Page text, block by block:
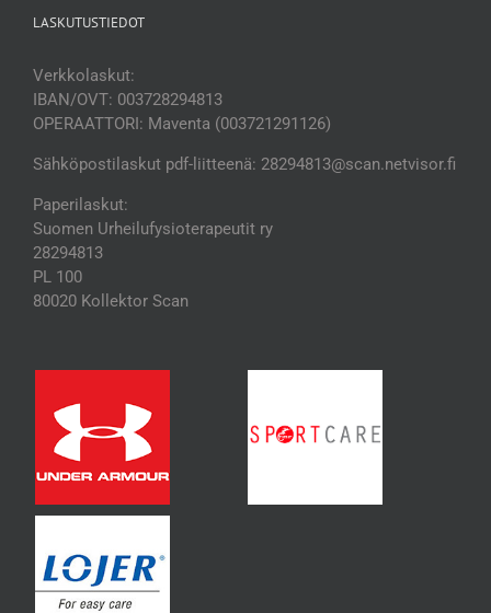
LASKUTUSTIEDOT
Verkkolaskut:
IBAN/OVT: 003728294813
OPERAATTORI: Maventa (003721291126)
Sähköpostilaskut pdf-liitteenä: 28294813@scan.netvisor.fi
Paperilaskut:
Suomen Urheilufysioterapeutit ry
28294813
PL 100
80020 Kollektor Scan